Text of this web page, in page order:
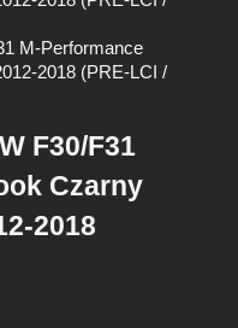
F30/F31
Czarny
2018